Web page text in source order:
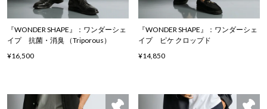
『WONDER SHAPE』：ワンダーシェ
イプ 抗菌・消臭 （Triporous）
¥16,500
『WONDER SHAPE』：ワンダーシェ
イプ ピケ クロップド
¥14,850